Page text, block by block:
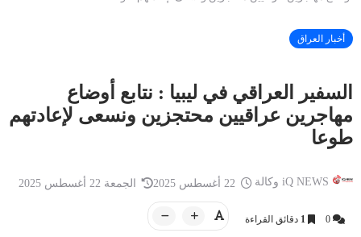
أخبار العراق
بعد مقتل إمام مسجد في بغداد
أخبار العراق
السفير العراقي في ليبيا : نتابع أوضاع
مهاجرين عراقيين محتجزين ونسعى لإعادتهم
طوعا
iQ NEWS وكالة الجمعة 22 أغسطس 2025
0
1 دقائق القراءة